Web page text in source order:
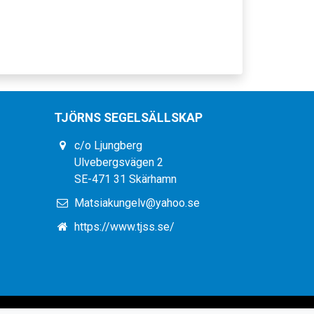
TJÖRNS SEGELSÄLLSKAP
c/o Ljungberg
Ulvebergsvägen 2
SE-471 31 Skärhamn
Matsiakungelv@yahoo.se
https://www.tjss.se/